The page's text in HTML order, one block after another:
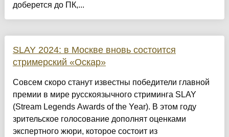
доберется до ПК,...
SLAY 2024: в Москве вновь состоится
стримерский «Оскар»
Совсем скоро станут известны победители главной
премии в мире русскоязычного стриминга SLAY
(Stream Legends Awards of the Year). В этом году
зрительское голосование дополнят оценками
экспертного жюри, которое состоит из